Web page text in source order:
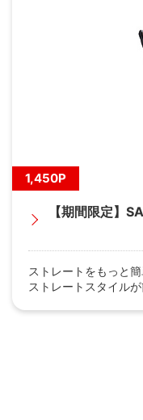
1,450P
【期間限定】
ストレートをもっと
ストレートスタイルが